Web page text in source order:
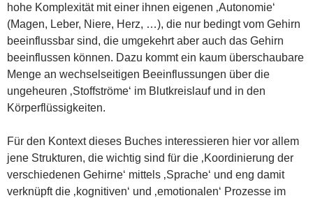
hohe Komplexität mit einer ihnen eigenen ‚Autonomie‘
(Magen, Leber, Niere, Herz, …), die nur bedingt vom Gehirn
beeinflussbar sind, die umgekehrt aber auch das Gehirn
beeinflussen können. Dazu kommt ein kaum überschaubare
Menge an wechselseitigen Beeinflussungen über die
ungeheuren ‚Stoffströme‘ im Blutkreislauf und in den
Körperflüssigkeiten.
Für den Kontext dieses Buches interessieren hier vor allem
jene Strukturen, die wichtig sind für die ‚Koordinierung der
verschiedenen Gehirne‘ mittels ‚Sprache‘ und eng damit
verknüpft die ‚kognitiven‘ und ‚emotionalen‘ Prozesse im